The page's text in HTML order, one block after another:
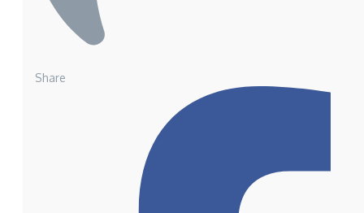
Share